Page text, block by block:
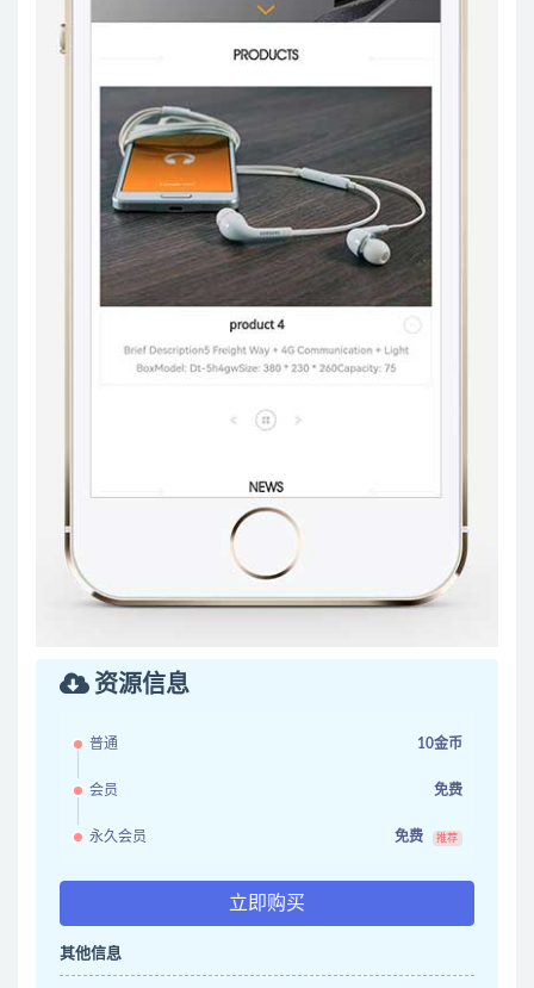
资源信息
普通 10金币
会员 免费
永久会员 免费 推荐
立即购买
其他信息